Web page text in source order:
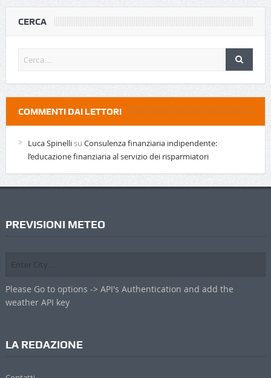
CERCA
COMMENTI DAI LETTORI
Luca Spinellisu Consulenza finanziaria indipendente:
l’educazione finanziaria al servizio dei risparmiatori
PREVISIONI METEO
Please Go to options -> API's Authentication and add the
weather API key
LA REDAZIONE